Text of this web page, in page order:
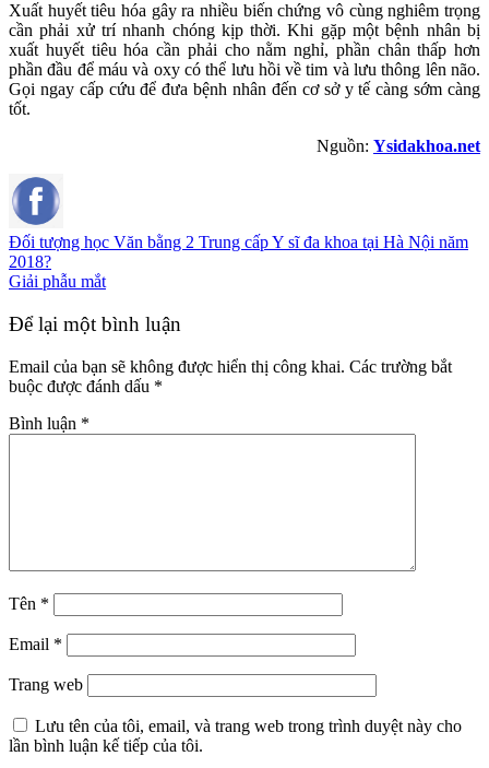
Xuất huyết tiêu hóa gây ra nhiều biến chứng vô cùng nghiêm trọng
cần phải xử trí nhanh chóng kịp thời. Khi gặp một bệnh nhân bị
xuất huyết tiêu hóa cần phải cho nằm nghỉ, phần chân thấp hơn
phần đầu để máu và oxy có thể lưu hồi về tim và lưu thông lên não.
Gọi ngay cấp cứu để đưa bệnh nhân đến cơ sở y tế càng sớm càng
tốt.
Nguồn: Ysidakhoa.net
Đối tượng học Văn bằng 2 Trung cấp Y sĩ đa khoa tại Hà Nội năm
2018?
Giải phẫu mắt
Để lại một bình luận
Email của bạn sẽ không được hiển thị công khai. Các trường bắt
buộc được đánh dấu *
Bình luận *
Tên *
Email *
Trang web
Lưu tên của tôi, email, và trang web trong trình duyệt này cho
lần bình luận kế tiếp của tôi.